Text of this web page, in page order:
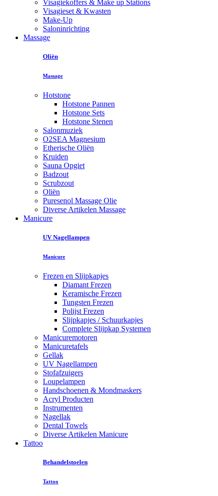
Visagiekoffers & Make up Stations
Visagieset & Kwasten
Make-Up
Saloninrichting
Massage
Oliën
Massage
Hotstone
Hotstone Pannen
Hotstone Sets
Hotstone Stenen
Salonmuziek
O2SEA Magnesium
Etherische Oliën
Kruiden
Sauna Opgiet
Badzout
Scrubzout
Oliën
Puresenol Massage Olie
Diverse Artikelen Massage
Manicure
UV Nagellampen
Manicure
Frezen en Slijpkapjes
Diamant Frezen
Keramische Frezen
Tungsten Frezen
Polijst Frezen
Slijpkapjes / Schuurkapjes
Complete Slijpkap Systemen
Manicuremotoren
Manicuretafels
Gellak
UV Nagellampen
Stofafzuigers
Loupelampen
Handschoenen & Mondmaskers
Acryl Producten
Instrumenten
Nagellak
Dental Towels
Diverse Artikelen Manicure
Tattoo
Behandelstoelen
Tattoo